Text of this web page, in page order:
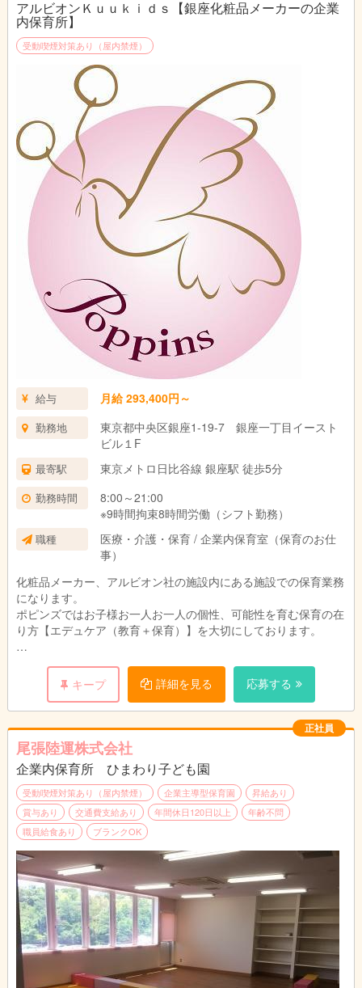
アルビオンＫｕｕｋｉｄｓ【銀座化粧品メーカーの企業
内保育所】
受動喫煙対策あり（屋内禁煙）
給与 月給 293,400円～
勤務地
東京都中央区銀座1-19-7 銀座一丁目イースト
ビル１F
最寄駅 東京メトロ日比谷線 銀座駅 徒歩5分
勤務時間
8:00～21:00
※9時間拘束8時間労働（シフト勤務）
職種
医療・介護・保育 / 企業内保育室（保育のお仕
事）
化粧品メーカー、アルビオン社の施設内にある施設での保育業務
になります。
ポピンズではお子様お一人お一人の個性、可能性を育む保育の在
り方【エデュケア（教育＋保育）】を大切にしております。
・食事や排せつの介助
・お子様の学び、成長を支援する
・保護者支援・育児のアドバイス
・カリキュラムの作成
・行事計画及び実施
キープ 詳細を見る 応募する
正社員
尾張陸運株式会社
企業内保育所 ひまわり子ども園
受動喫煙対策あり（屋内禁煙） 企業主導型保育園
昇給あり
賞与あり
交通費支給あり 年間休日120日以上
年齢不問
職員給食あり
ブランクOK